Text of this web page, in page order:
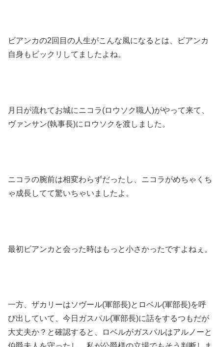
ビアンカの2回目の人生がこんな風になるとは、ビアンカ
自身もビックリしてましたよね。
月日が流れてお城にニコラ(ロウソク職人)がやって来て、
ヴァンサン(執事長)にロウソクを渡しました。
ニコラの腕前は相変わらずだったし、ニコラがめちゃくち
ゃ成長してて驚いちゃいましたよ。
最初ビアンカと会った時はもっと小さかったですよねぇ。
一方、ザカリーはソヴール(軍部長)とロベル(軍部長)を呼
び出していて、今日ガスパル(軍部長)に話をするつもだが
大丈夫か？と確認すると、ロベルがガスパルはアルノーと